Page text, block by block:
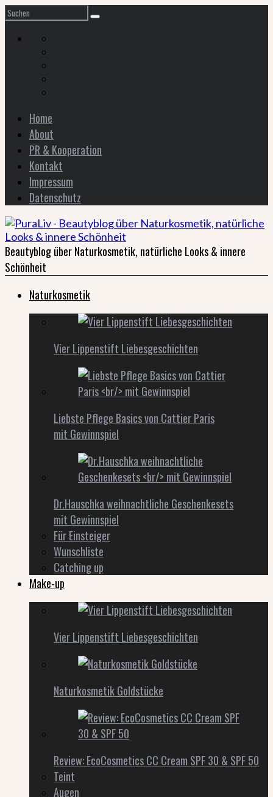
Home
About
PR & Kooperation
Kontakt
Impressum
Datenschutz
Beautyblog über Naturkosmetik, natürliche Looks & innere
Schönheit
Naturkosmetik
Vier Lippenstift Liebesgeschichten
Liebste Pflege Basics von Cattier Paris
mit Gewinnspiel
Dr.Hauschka weihnachtliche Geschenkesets
mit Gewinnspiel
Für Einsteiger
Wunschliste
Catching up
Make-up
Vier Lippenstift Liebesgeschichten
Naturkosmetik Goldstücke
Review: EcoCosmetics CC Cream SPF 30 & SPF 50
Teint
Augen